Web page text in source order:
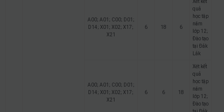
A00; A01; C00; D01;
D14; X01; X02; X17;
X21
6 18 6
Xét kết
quả
học tập
năm
lớp 12;
Đào tạo
tại Đắk
Lắk
A00; A01; C00; D01;
D14; X01; X02; X17;
X21
6 6 18
Xét kết
quả
học tập
năm
lớp 12;
Đào tạo